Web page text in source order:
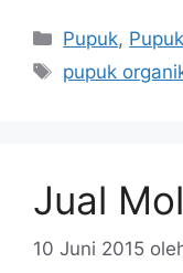
Kategori
Pupuk,
Tag
pupuk
Jual
10 Juni 2015